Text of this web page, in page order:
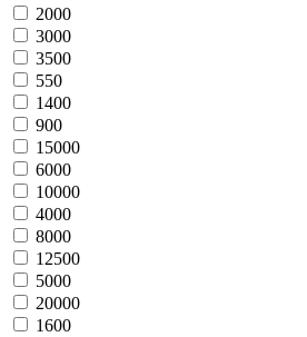
2000
3000
3500
550
1400
900
15000
6000
10000
4000
8000
12500
5000
20000
1600